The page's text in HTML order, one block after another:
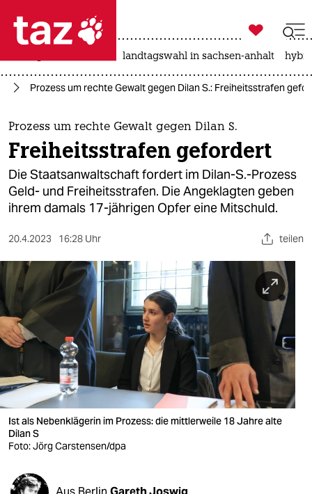
 taz zahl ich
taz zahl ich
themen
politik
öko
sport
berlin
nord
wahrheit
verlag
verlag
shop

taz zahl ich
landtagswahl in sachsen-anhalt
Prozess um rechte Gewalt gegen Dilan S.: Freiheitsstrafen
Prozess um rechte Gewalt gegen Dilan S.
Freiheitsstrafen gefordert
Die Staatsanwaltschaft fordert im Dilan-S.-Prozess
Geld- und Freiheitsstrafen. Die Angeklagten geben
ihrem damals 17-jährigen Opfer eine Mitschuld.
20.4.2023 16:28 Uhr teilen
Ist als Nebenklägerin im Prozess: die mittlerweile 18 Jahre alte
Dilan S
Foto: Jörg Carstensen/dpa